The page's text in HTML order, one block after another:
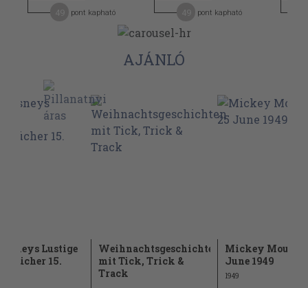
pont kapható pont kapható
AJÁNLÓ
Lustige
15.
Weihnachtsgeschichten
mit Tick, Trick &
Track
Mickey Mouse
June 1949
1949